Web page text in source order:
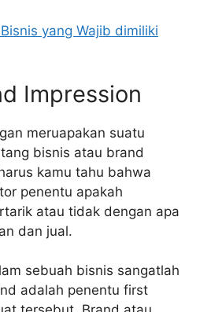
yang Wajib dimiliki
Impression
meruapakan suatu
bisnis atau brand
kamu tahu bahwa
penentu apakah
atau tidak dengan apa
dan jual.
sebuah bisnis sangatlah
adalah penentu first